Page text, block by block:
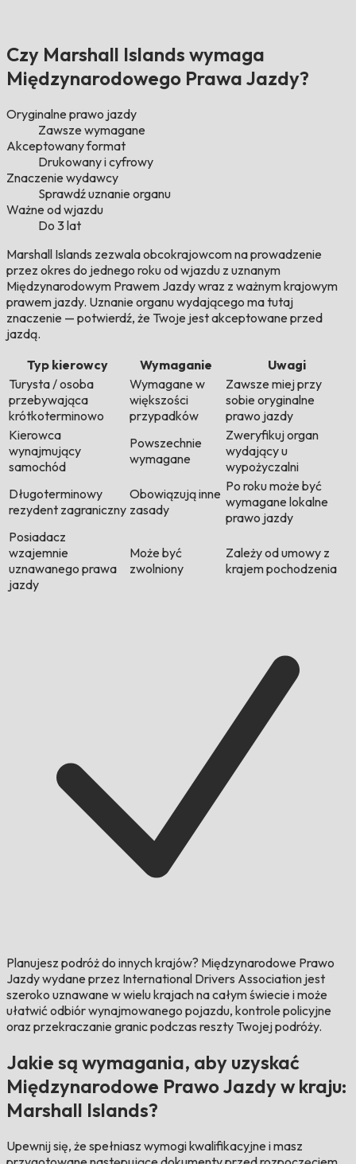
Czy Marshall Islands wymaga
Międzynarodowego Prawa Jazdy?
Oryginalne prawo jazdy
Zawsze wymagane
Akceptowany format
Drukowany i cyfrowy
Znaczenie wydawcy
Sprawdź uznanie organu
Ważne od wjazdu
Do 3 lat
Marshall Islands zezwala obcokrajowcom na prowadzenie
przez okres do jednego roku od wjazdu z uznanym
Międzynarodowym Prawem Jazdy wraz z ważnym krajowym
prawem jazdy. Uznanie organu wydającego ma tutaj
znaczenie — potwierdź, że Twoje jest akceptowane przed
jazdą.
Typ kierowcy
Wymaganie
Uwagi
Turysta / osoba
przebywająca
krótkoterminowo
Wymagane w
większości
przypadków
Zawsze miej przy
sobie oryginalne
prawo jazdy
Kierowca
wynajmujący
samochód
Powszechnie
wymagane
Zweryfikuj organ
wydający u
wypożyczalni
Długoterminowy
rezydent zagraniczny
Obowiązują inne
zasady
Po roku może być
wymagane lokalne
prawo jazdy
Posiadacz
wzajemnie
uznawanego prawa
jazdy
Może być
zwolniony
Zależy od umowy z
krajem pochodzenia
Planujesz podróż do innych krajów? Międzynarodowe Prawo
Jazdy wydane przez International Drivers Association jest
szeroko uznawane w wielu krajach na całym świecie i może
ułatwić odbiór wynajmowanego pojazdu, kontrole policyjne
oraz przekraczanie granic podczas reszty Twojej podróży.
Jakie są wymagania, aby uzyskać
Międzynarodowe Prawo Jazdy w kraju:
Marshall Islands?
Upewnij się, że spełniasz wymogi kwalifikacyjne i masz